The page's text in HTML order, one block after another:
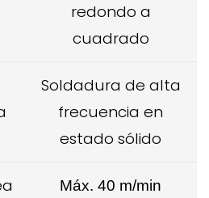
redondo a
cuadrado
Soldadura de alta
frecuencia en
estado sólido
Máx. 40 m/min